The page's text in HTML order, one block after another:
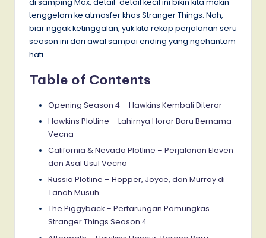
di samping Max, detail-detail kecil ini bikin kita makin
tenggelam ke atmosfer khas Stranger Things. Nah,
biar nggak ketinggalan, yuk kita rekap perjalanan seru
season ini dari awal sampai ending yang ngehantam
hati.
Table of Contents
Opening Season 4 – Hawkins Kembali Diteror
Hawkins Plotline – Lahirnya Horor Baru Bernama
Vecna
California & Nevada Plotline – Perjalanan Eleven
dan Asal Usul Vecna
Russia Plotline – Hopper, Joyce, dan Murray di
Tanah Musuh
The Piggyback – Pertarungan Pamungkas
Stranger Things Season 4